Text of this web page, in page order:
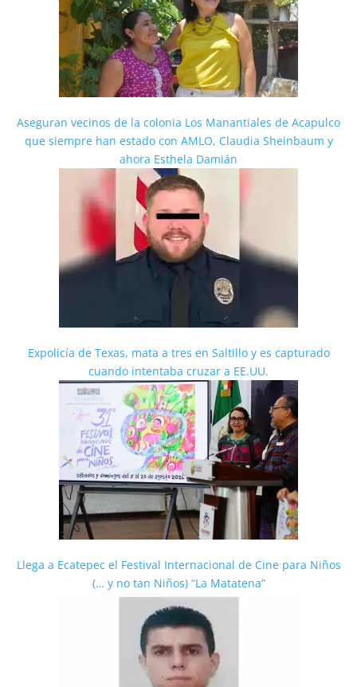
Aseguran vecinos de la colonia Los Manantiales de Acapulco
que siempre han estado con AMLO, Claudia Sheinbaum y
ahora Esthela Damián
Expolicía de Texas, mata a tres en Saltillo y es capturado
cuando intentaba cruzar a EE.UU.
Llega a Ecatepec el Festival Internacional de Cine para Niños
(… y no tan Niños) “La Matatena”